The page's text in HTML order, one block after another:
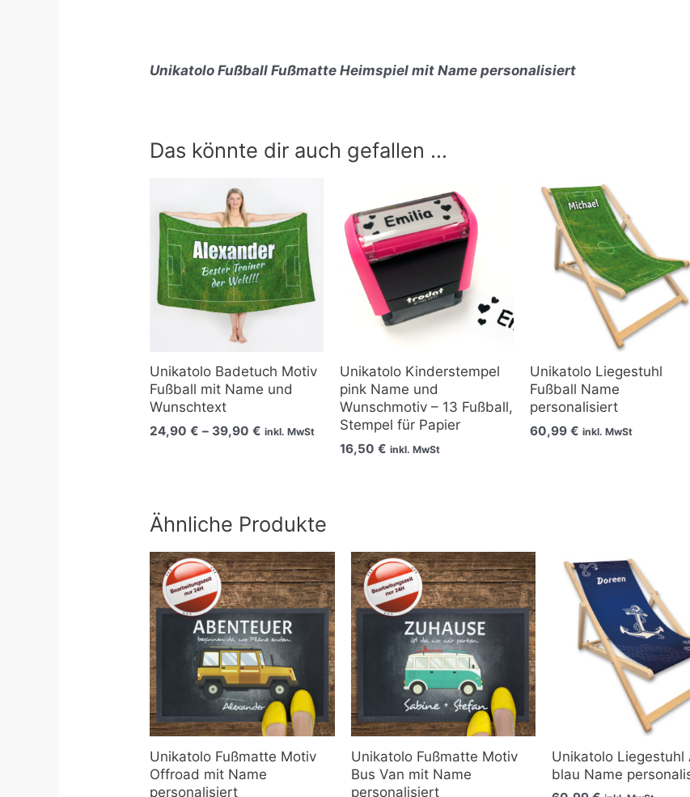
Unikatolo Fußball Fußmatte Heimspiel mit Name personalisiert
Das könnte dir auch gefallen …
Unikatolo Badetuch Motiv
Fußball mit Name und
Wunschtext
24,90€ – 39,90€
bis
39,90 €
inkl. MwSt
Unikatolo Kinderstempel
pink Name und
Wunschmotiv – 13 Fußball,
Stempel für Papier
16,50 € inkl. MwSt
Unikatolo Liegestuhl
Fußball Name
personalisiert
60,99 € inkl. MwSt
Ähnliche Produkte
Unikatolo Fußmatte Motiv
Offroad mit Name
personalisiert
Preisspanne:
21,90 €
bis
80,90 €
Unikatolo Fußmatte Motiv
Bus Van mit Name
personalisiert
Preisspanne:
21,90 €
bis
80,90 €
Unikatolo Liegestuhl
blau Name